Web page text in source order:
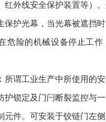
红外线安全保护装置等）
保护光幕，当光幕被遮挡
危险的机械设备停止工
所谓工业生产中所使用的
护锁定及门闩断裂监控与
元件。可安装于铰链门左